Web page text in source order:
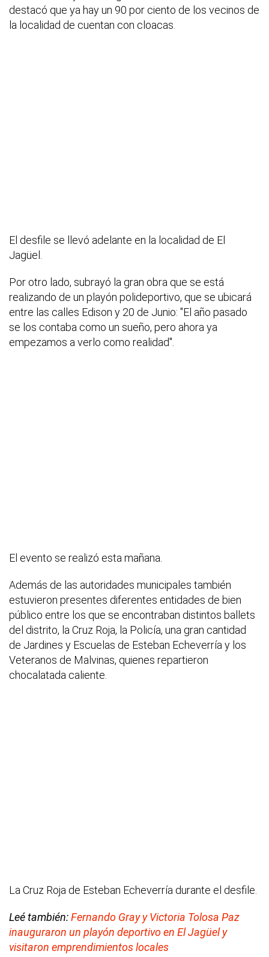
destacó que ya hay un 90 por ciento de los vecinos de
la localidad de cuentan con cloacas.
El desfile se llevó adelante en la localidad de El
Jagüel.
Por otro lado, subrayó la gran obra que se está
realizando de un playón polideportivo, que se ubicará
entre las calles Edison y 20 de Junio: "El año pasado
se los contaba como un sueño, pero ahora ya
empezamos a verlo como realidad".
El evento se realizó esta mañana.
Además de las autoridades municipales también
estuvieron presentes diferentes entidades de bien
público entre los que se encontraban distintos ballets
del distrito, la Cruz Roja, la Policía, una gran cantidad
de Jardines y Escuelas de Esteban Echeverría y los
Veteranos de Malvinas, quienes repartieron
chocalatada caliente.
La Cruz Roja de Esteban Echeverría durante el desfile.
Leé también:Fernando Gray y Victoria Tolosa Paz
inauguraron un playón deportivo en El Jagüel y
visitaron emprendimientos locales